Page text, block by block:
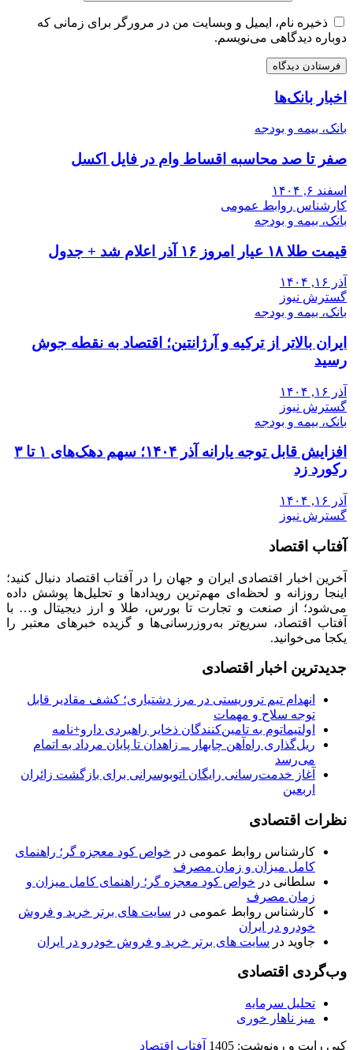
ذخیره نام، ایمیل و وبسایت من در مرورگر برای زمانی که
دوباره دیدگاهی می‌نویسم.
اخبار بانک‌ها
بانک، بیمه و بودجه
صفر تا صد محاسبه اقساط وام در فایل اکسل
اسفند ۶, ۱۴۰۴
کارشناس روابط عمومی
بانک، بیمه و بودجه
قیمت طلا ۱۸ عیار امروز ۱۶ آذر اعلام شد + جدول
آذر ۱۶, ۱۴۰۴
گسترش نیوز
بانک، بیمه و بودجه
ایران بالاتر از ترکیه و آرژانتین؛ اقتصاد به نقطه جوش
رسید
آذر ۱۶, ۱۴۰۴
گسترش نیوز
بانک، بیمه و بودجه
افزایش قابل توجه یارانه آذر ۱۴۰۴؛ سهم دهک‌های ۱ تا ۳
رکورد زد
آذر ۱۶, ۱۴۰۴
گسترش نیوز
آفتاب اقتصاد
آخرین اخبار اقتصادی ایران و جهان را در آفتاب اقتصاد دنبال کنید؛
اینجا روزانه و لحظه‌ای مهم‌ترین رویدادها و تحلیل‌ها پوشش داده
می‌شود؛ از صنعت و تجارت تا بورس، طلا و ارز دیجیتال و… با
آفتاب اقتصاد، سریع‌تر به‌روزرسانی‌ها و گزیده خبرهای معتبر را
یکجا می‌خوانید.
جدیدترین اخبار اقتصادی
انهدام تیم تروریستی در مرز دشتیاری؛ کشف مقادیر قابل
توجه سلاح و مهمات
اولتیماتوم به تامین‌کنندگان ذخایر راهبردی دارو+نامه
ریل‌گذاری راه‌آهن چابهار ــ زاهدان تا پایان مرداد به اتمام
می‌رسد
آغاز خدمت‌رسانی رایگان اتوبوسرانی برای بازگشت زائران
اربعین
نظرات اقتصادی
کارشناس روابط عمومی در خواص کود معجزه گر؛ راهنمای
کامل میزان و زمان مصرف
سلطانی در خواص کود معجزه گر؛ راهنمای کامل میزان و
زمان مصرف
کارشناس روابط عمومی در سایت های برتر خرید و فروش
خودرو در ایران
جاوید در سایت های برتر خرید و فروش خودرو در ایران
وب‌گردی اقتصادی
تحلیل سرمایه
میز ناهار خوری
کپی رایت و رونوشت: 1405 آفتاب اقتصاد